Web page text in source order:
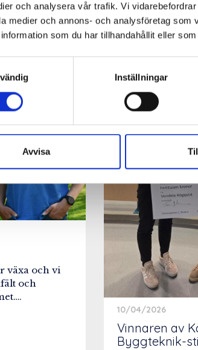
och analysera vår trafik. Vi
medier och annons- och analysföretag
som du har tillhandahållit eller
Inställningar
Avvisa
växa och vi
och
10/04/2026
Vinnaren av
Byggteknik-